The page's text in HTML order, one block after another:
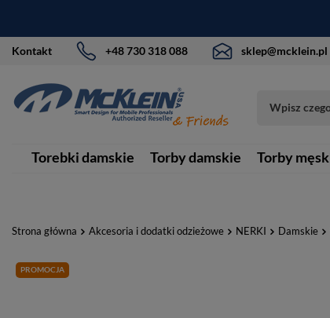
Kontakt +48 730 318 088 sklep@mcklein.pl
Torebki damskie Torby damskie Torby
Strona główna Akcesoria i dodatki odzieżowe NERKI Damskie
PROMOCJA